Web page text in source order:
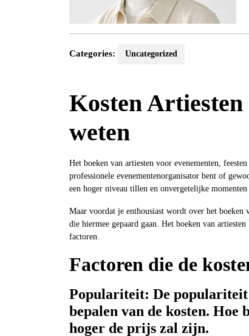
Categories: Uncategorized
Kosten
weten
Het boeken van artiesten voor evenementen,
professionele evenementenorganisator bent of
een hoger niveau tillen en onvergetelijke momenten
Maar voordat je enthousiast wordt over het
die hiermee gepaard gaan. Het boeken van
factoren.
Factoren die de
Populariteit: De populariteit
bepalen van de kosten. Hoe
hoger de prijs zal zijn.